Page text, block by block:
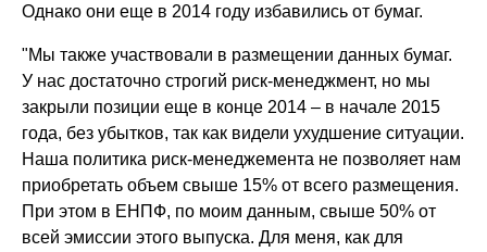
Однако они еще в 2014 году избавились от бумаг.
"Мы также участвовали в размещении данных бумаг.
У нас достаточно строгий риск-менеджмент, но мы
закрыли позиции еще в конце 2014 – в начале 2015
года, без убытков, так как видели ухудшение ситуации.
Наша политика риск-менеджемента не позволяет нам
приобретать объем свыше 15% от всего размещения.
При этом в ЕНПФ, по моим данным, свыше 50% от
всей эмиссии этого выпуска. Для меня, как для